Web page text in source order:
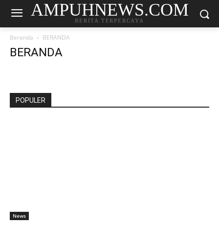
AMPUHNEWS.COM
BERITA TERPERCAYA
Beranda BERANDA
BERANDA
POPULER
News